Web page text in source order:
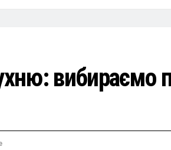
вибираємо